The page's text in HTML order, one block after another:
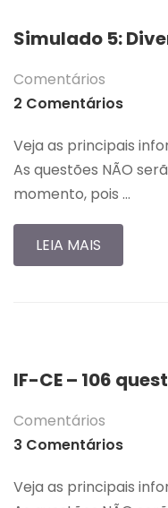
Simulado 5:
Comentários
2 Comentários
Veja as principais
As questões NÃO
momento, pois …
LEIA MAIS
IF-CE – 106
Comentários
3 Comentários
Veja as principais